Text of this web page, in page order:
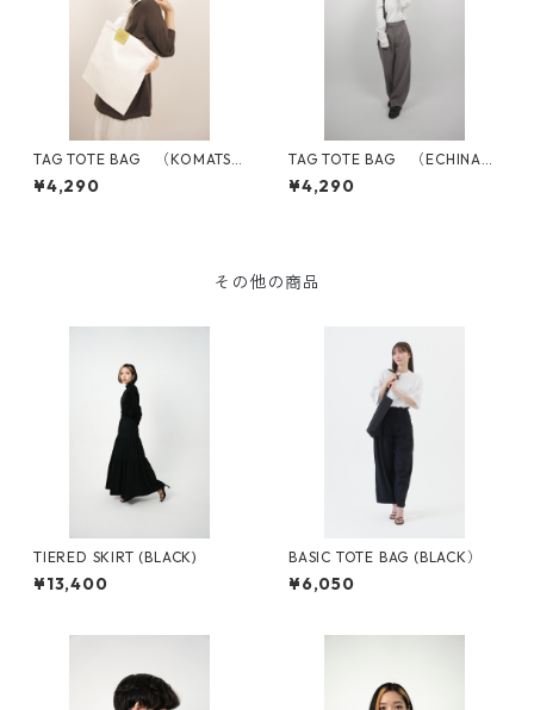
TAG TOTE BAG （KOMATSU
NA）
¥4,290
TAG TOTE BAG （ECHINACE
A）
¥4,290
その他の商品
TIERED SKIRT (BLACK)
¥13,400
BASIC TOTE BAG (BLACK）
¥6,050